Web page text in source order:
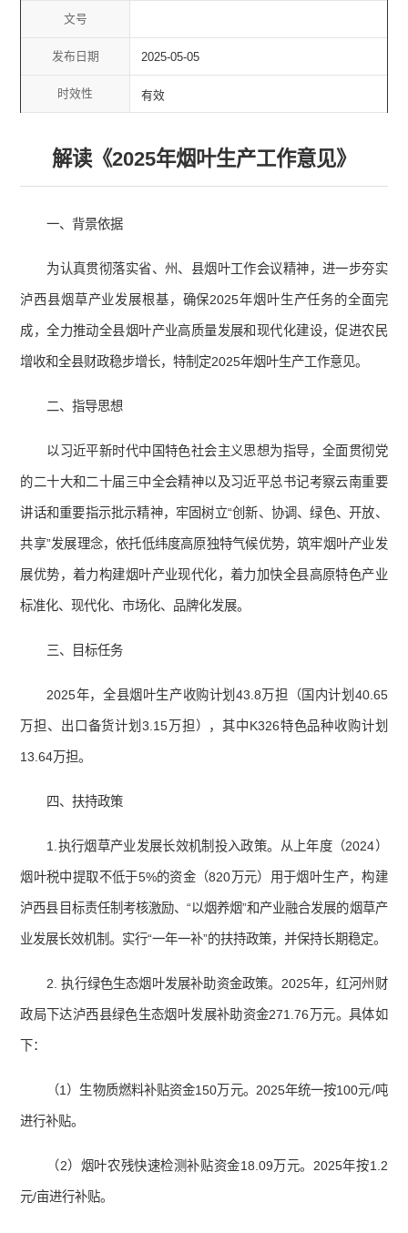
文号
发布日期 2025-05-05
时效性 有效
解读《2025年烟叶生产工作意见》
一、背景依据
为认真贯彻落实省、州、县烟叶工作会议精神，进一步夯实
泸西县烟草产业发展根基，确保2025年烟叶生产任务的全面完
成，全力推动全县烟叶产业高质量发展和现代化建设，促进农民
增收和全县财政稳步增长，特制定2025年烟叶生产工作意见。
二、指导思想
以习近平新时代中国特色社会主义思想为指导，全面贯彻党
的二十大和二十届三中全会精神以及习近平总书记考察云南重要
讲话和重要指示批示精神，牢固树立“创新、协调、绿色、开放、
共享”发展理念，依托低纬度高原独特气候优势，筑牢烟叶产业发
展优势，着力构建烟叶产业现代化，着力加快全县高原特色产业
标准化、现代化、市场化、品牌化发展。
三、目标任务
2025年，全县烟叶生产收购计划43.8万担（国内计划40.65
万担、出口备货计划3.15万担），其中K326特色品种收购计划
13.64万担。
四、扶持政策
1.执行烟草产业发展长效机制投入政策。从上年度（2024）
烟叶税中提取不低于5%的资金（820万元）用于烟叶生产，构建
泸西县目标责任制考核激励、“以烟养烟”和产业融合发展的烟草产
业发展长效机制。实行“一年一补”的扶持政策，并保持长期稳定。
2. 执行绿色生态烟叶发展补助资金政策。2025年，红河州财
政局下达泸西县绿色生态烟叶发展补助资金271.76万元。具体如
下：
（1）生物质燃料补贴资金150万元。2025年统一按100元/吨
进行补贴。
（2）烟叶农残快速检测补贴资金18.09万元。2025年按1.2
元/亩进行补贴。